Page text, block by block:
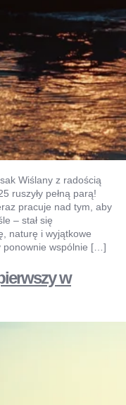
Wiślany z radością
ruszyły pełną parą!
pracuje nad tym, aby
– stał się
naturę i wyjątkowe
ponownie wspólnie […]
w